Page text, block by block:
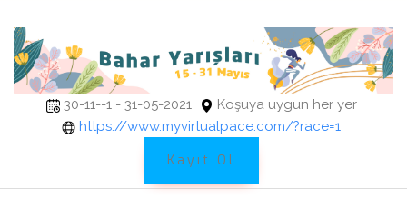
30-11--1 - 31-05-2021
Koşuya uygun her yer
https://www.myvirtualpace.com/?race=1
Kayıt Ol